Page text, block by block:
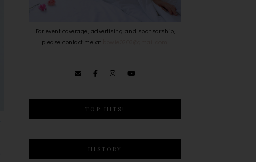
For event coverage, advertising and sponsorship,
please contact me at
TOP HITS!
HISTORY